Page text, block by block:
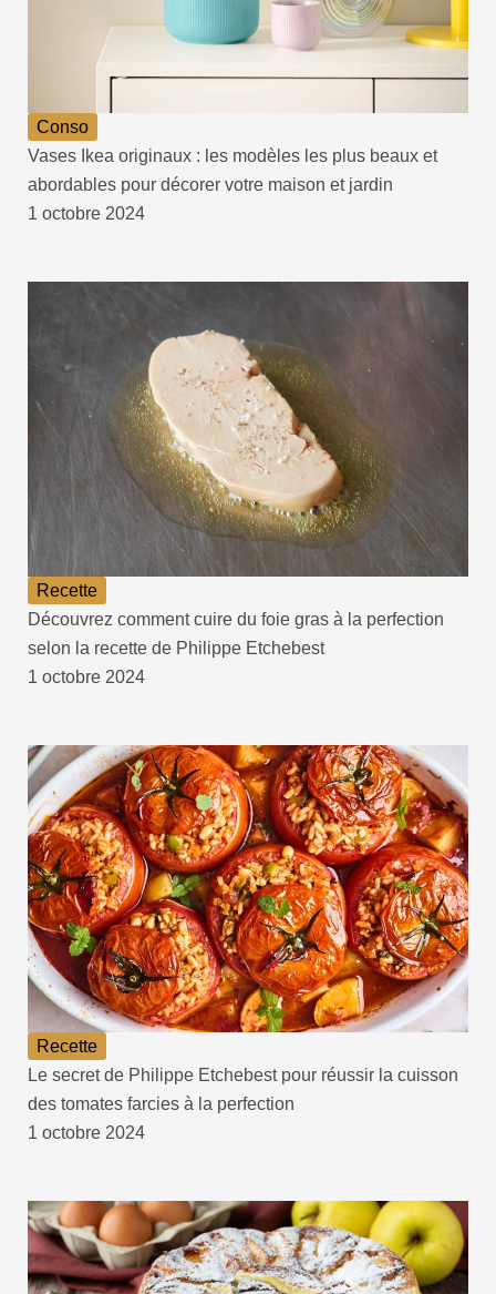
Conso
Vases Ikea originaux : les modèles les plus beaux et
abordables pour décorer votre maison et jardin
1 octobre 2024
Recette
Découvrez comment cuire du foie gras à la perfection
selon la recette de Philippe Etchebest
1 octobre 2024
Recette
Le secret de Philippe Etchebest pour réussir la cuisson
des tomates farcies à la perfection
1 octobre 2024